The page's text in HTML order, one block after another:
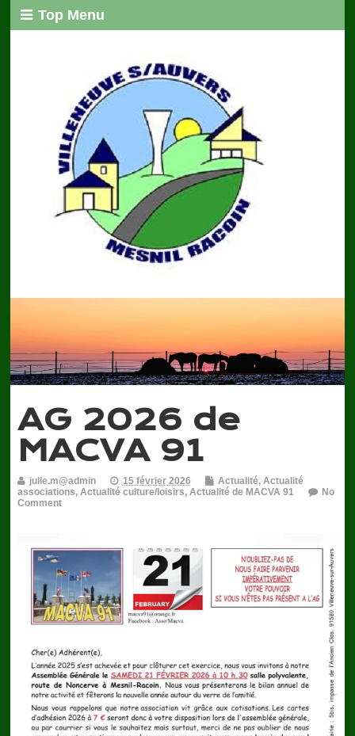
Top Menu
AG 2026 de
MACVA 91
julie.m@admin 15 février 2026 Actualité, Actualité
associations, Actualité culture/loisirs, Actualité de MACVA 91
No
Comment